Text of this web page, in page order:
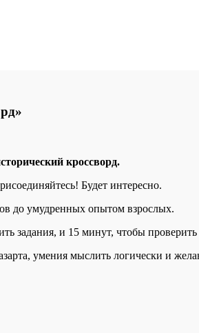
кроссворд.
Будет интересно.
до умудренных опытом взрослых.
задания, и 15 минут, чтобы
умения мыслить логически и